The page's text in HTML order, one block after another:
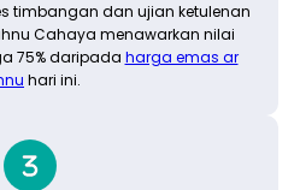
timbangan dan ujian ketulenan
Cahaya menawarkan nilai
75% daripada harga emas ar
hari ini.